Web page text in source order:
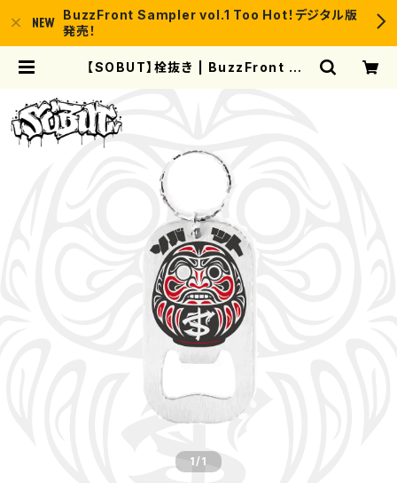
BuzzFront Sampler vol.1 Too Hot！デジタル版
発売！
【SOBUT】栓抜き | BuzzFront BA
1/1